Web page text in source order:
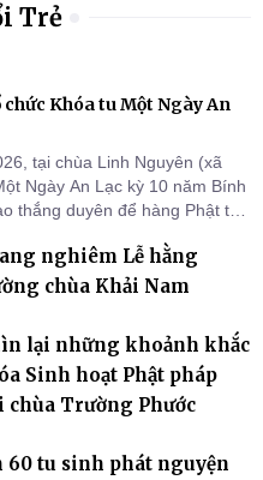
Trẻ
Khóa tu Một Ngày An
tại chùa Linh Nguyên (xã
Ngày An Lạc kỳ 10 năm Bính
thắng duyên để hàng Phật tử
nghiêm Lễ hằng
chùa Khải Nam
lại những khoảnh khắc
Sinh hoạt Phật pháp
chùa Trường Phước
60 tu sinh phát nguyện